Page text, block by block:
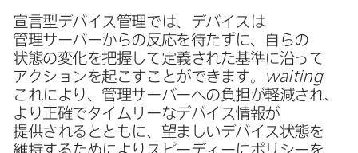
宣言型デバイス管理では、​デバイスは​
管理サーバーからの​反応を​待たずに、​自らの​
状態の​変化を​把握して​定義された​基準に​沿って​
アクションを​起こすことができます。
waiting
これに​より、​管理サーバーへの​負担が​軽減され、​
より​正確で​タイムリーな​デバイス情報が​
提供されるとともに、​望ましい​デバイス状態を​
維持する​ために​より​スピーディーに​ポリシーを​